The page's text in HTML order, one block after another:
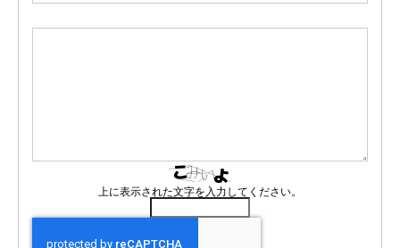
上に表示された文字を入力してください。